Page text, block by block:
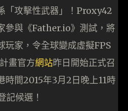
「攻擊性武器」！Proxy42
參與《Father.io》測試，將
玩家，令全球變成虛擬FPS
畫官方網站昨日開始正式召
時間2015年3月2日晚上11時
記候選！